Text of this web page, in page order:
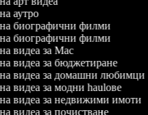
аутро
на биографични филми
на биографични филми
на видеа за Mac
на видеа за бюджетиране
на видеа за домашни любимци
на видеа за модни haulове
на видеа за недвижими имоти
на видеа за почистване